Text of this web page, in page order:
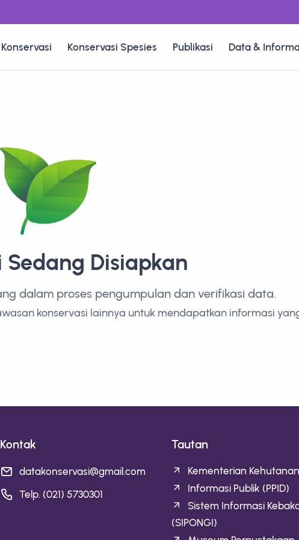
Konservasi Spesies Publikasi Data &
Sedang Disiapkan
dalam proses pengumpulan dan verifikasi data.
konservasi lainnya untuk mendapatkan informasi
Kontak
datakonservasi@gmail.com
Telp. (021) 5730301
Tautan
Kementerian Kehutanan
Informasi Publik (PPID)
Sistem Informasi
(SIPONGI)